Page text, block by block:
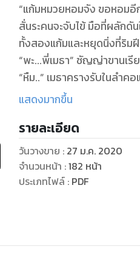
“แก้มหมวยหอมจัง ขอหอมอี
สั่นระคนจะจับไข้ มือที่ผลักดั
ทั้งสองแก้มและหยุดนิ่งที่ริม
“พะ...พี่เมธา” ชัญญ่าขานเรี
“หืม..” เมธาครางรับในลำ
คลอเคลียกับปลายจมูกโด่งน่
หลบหน้าหลบตาเขาตลอด จน
“หยุดได้แล้วพี่เมธา” สาวอ
แสดงมากขึ้น
รายละเอียด
วันวางขาย : 27 ม.ค. 2020
จำนวนหน้า :182 หน้า
ประเภทไฟล์: PDF